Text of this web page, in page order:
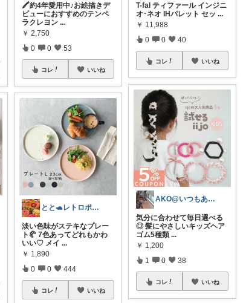
🖍️約4年愛用中♪お絵描きデ
ビューにおすすめのテンペ
ラクレヨン ...
￥ 2,750
0 0 53
コレ いいね
とと🐢レトロポップとキッチン雑貨👒
淡い色味がステキなプレー
ト🥐 7色あってどれもかわ
いい♡ メイ ...
￥ 1,890
0 0 444
コレ いいね
T-fal ティファール インジニ
オ･ネオ IHパレット セッ ...
￥ 11,988
0 0 40
コレ いいね
AKO@いつもありがとう🐾໊¨̮✩︎
気分に合わせて毎日選べる
◎ 髪にやさしいキッズヘア
ゴム5種類 ...
￥ 1,200
1 0 38
コレ いいね